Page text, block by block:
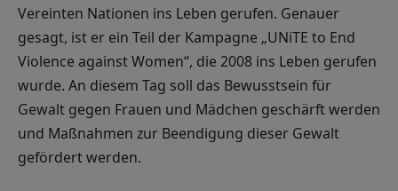
Vereinten Nationen ins Leben gerufen. Genauer
gesagt, ist er ein Teil der Kampagne „UNiTE to End
Violence against Women“, die 2008 ins Leben gerufen
wurde. An diesem Tag soll das Bewusstsein für
Gewalt gegen Frauen und Mädchen geschärft werden
und Maßnahmen zur Beendigung dieser Gewalt
gefördert werden.